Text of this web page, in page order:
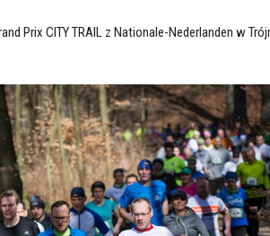
Prix CITY TRAIL z Nationale-Nederlanden w